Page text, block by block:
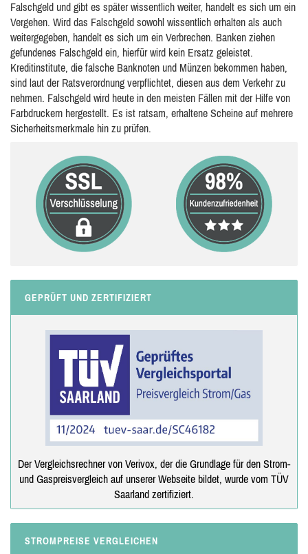
Falschgeld und gibt es später wissentlich weiter, handelt es sich um ein
Vergehen. Wird das Falschgeld sowohl wissentlich erhalten als auch
weitergegeben, handelt es sich um ein Verbrechen. Banken ziehen
gefundenes Falschgeld ein, hierfür wird kein Ersatz geleistet.
Kreditinstitute, die falsche Banknoten und Münzen bekommen haben,
sind laut der Ratsverordnung verpflichtet, diesen aus dem Verkehr zu
nehmen. Falschgeld wird heute in den meisten Fällen mit der Hilfe von
Farbdruckern hergestellt. Es ist ratsam, erhaltene Scheine auf mehrere
Sicherheitsmerkmale hin zu prüfen.
GEPRÜFT UND ZERTIFIZIERT
Der Vergleichsrechner von Verivox, der die Grundlage für den Strom-
und Gaspreisvergleich auf unserer Webseite bildet, wurde vom TÜV
Saarland zertifiziert.
STROMPREISE VERGLEICHEN